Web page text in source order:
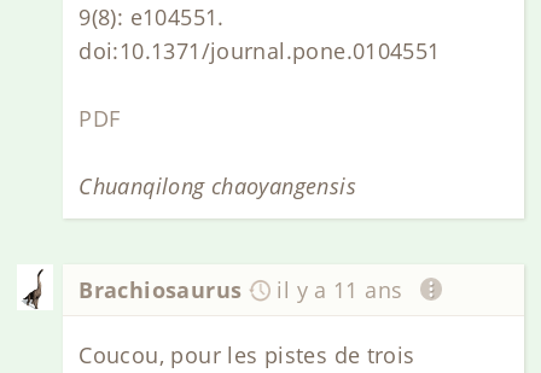
9(8): e104551.
doi:10.1371/journal.pone.0104551
PDF
Chuanqilong chaoyangensis
Brachiosaurus il y a 11 ans
Coucou, pour les pistes de trois